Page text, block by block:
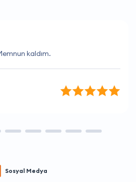
kaldım.
Sosyal Medya